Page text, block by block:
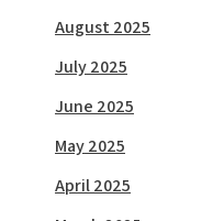
August 2025
July 2025
June 2025
May 2025
April 2025